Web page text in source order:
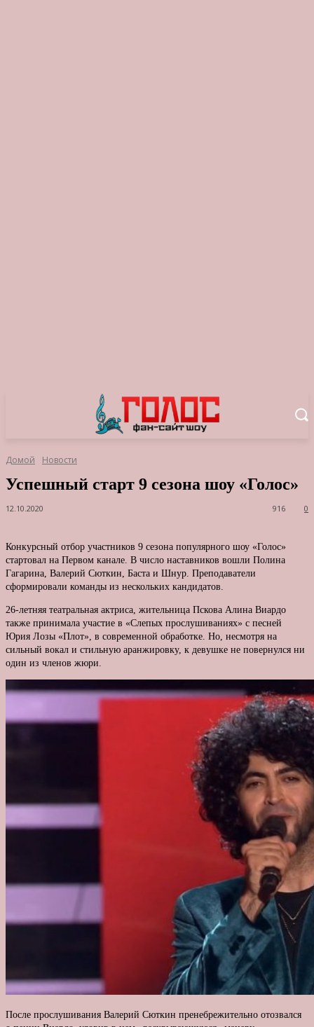
Домой Новости
Успешный старт 9 сезона шоу «Голос»
12.10.2020 0
916
Конкурсный отбор участников 9 сезона популярного шоу «Голос»
стартовал на Первом канале. В число наставников вошли Полина
Гагарина, Валерий Сюткин, Баста и Шнур. Преподаватели
сформировали команды из нескольких кандидатов.
26-летняя театральная актриса, жительница Пскова Алина Виардо
также принимала участие в «Слепых прослушиваниях» с песней
Юрия Лозы «Плот», в современной обработке. Но, несмотря на
сильный вокал и стильную аранжировку, к девушке не повернулся ни
один из членов жюри.
После прослушивания Валерий Сюткин пренебрежительно отозвался